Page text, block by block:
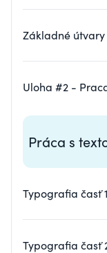
Základné útvary
Uloha #2 -
Práca s
Typografia časť 1
Typografia časť